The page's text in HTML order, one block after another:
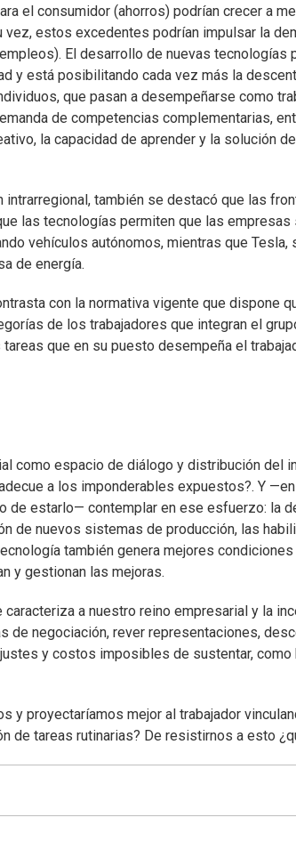
el consumidor (ahorros) podrían crecer a
vez, estos excedentes podrían impulsar la
El desarrollo de nuevas tecnologías
y está posibilitando cada vez más la
que pasan a desempeñarse como
de competencias complementarias,
la capacidad de aprender y la solución
intrarregional, también se destacó que las
las tecnologías permiten que las
vehículos autónomos, mientras que Tesla,
de energía.
con la normativa vigente que dispone
de los trabajadores que integran el
que en su puesto desempeña el
como espacio de diálogo y distribución del
a los imponderables expuestos?. Y
de estarlo— contemplar en ese esfuerzo: la
de nuevos sistemas de producción, las
también genera mejores
y gestionan las mejoras.
a nuestro reino empresarial y la
de negociación, rever representaciones,
y costos imposibles de sustentar,
y proyectaríamos mejor al trabajador
de tareas rutinarias? De resistirnos a esto